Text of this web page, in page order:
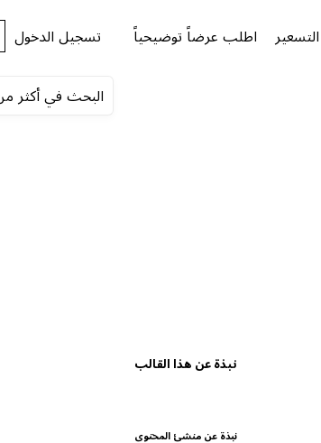
التسعير اطلب عرضاً توضيحياً تسجيل الدخول
نبذة عن هذا القالب
نبذة عن منشئ المحتوى